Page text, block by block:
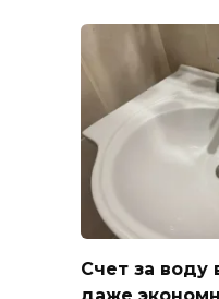
Счет за воду
даже